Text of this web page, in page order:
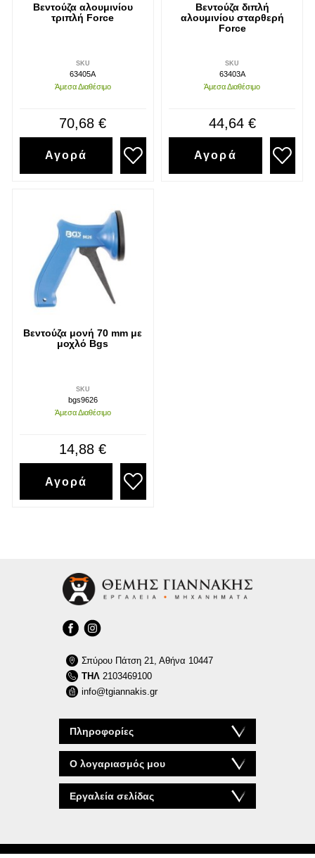
Βεντούζα αλουμινίου
τριπλή Force
SKU
63405A
Άμεσα Διαθέσιμο
70,68 €
Αγορά
Βεντούζα διπλή
αλουμινίου σταρθερή
Force
SKU
63403A
Άμεσα Διαθέσιμο
44,64 €
Αγορά
Βεντούζα μονή 70 mm με
μοχλό Bgs
SKU
bgs9626
Άμεσα Διαθέσιμο
14,88 €
Αγορά
Πληροφορίες
Ο λογαριασμός μου
Εργαλεία σελίδας
Σπύρου Πάτση 21, Αθήνα 10447
ΤΗΛ2103469100
info@tgiannakis.gr